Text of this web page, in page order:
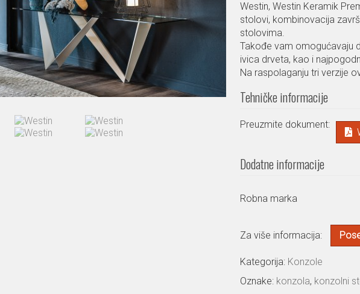
Westin, Westin Keramik
stolovi, kombinovacija
stolovima.
Takođe vam omogućavaju
ivica drveta, kao i
Na raspolaganju tri verzije
Tehničke informacije
Preuzmite dokument:
Dodatne informacije
Robna marka
Za više informacija:
Kategorija: Konzole
Oznake: konzola, konzolni